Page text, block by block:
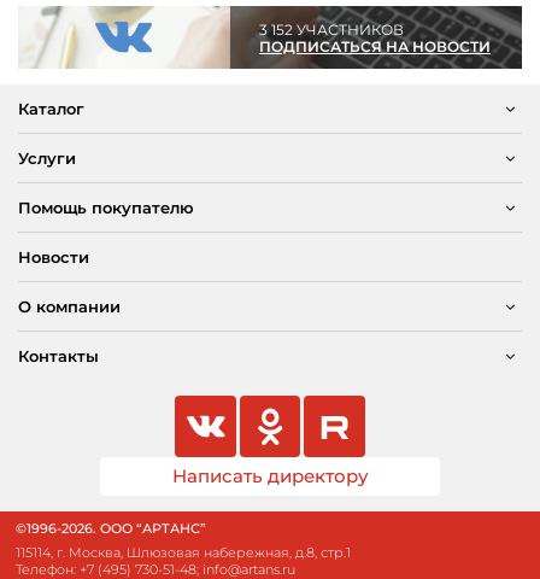
3 152 УЧАСТНИКОВ
ПОДПИСАТЬСЯ НА НОВОСТИ
Каталог
Услуги
Помощь покупателю
Новости
О компании
Контакты
Написать директору
©1996-2026. ООО “АРТАНС”
115114, г. Москва, Шлюзовая набережная, д.8, стр.1
Телефон: +7 (495) 730-51-48; info@artans.ru